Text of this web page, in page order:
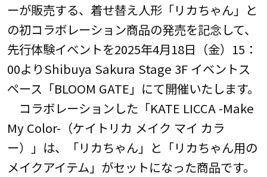
ーが販売する、着せ替え人形「リカちゃん」と
の初コラボレーション商品の発売を記念して、
先行体験イベントを2025年4月18日（金）15：
00よりShibuya Sakura Stage 3F イベントス
ペース「BLOOM GATE」にて開催いたします。
コラボレーションした「KATE LICCA -Make
My Color-（ケイトリカ メイク マイ カラ
ー）」は、「リカちゃん」と「リカちゃん用の
メイクアイテム」がセットになった商品です。